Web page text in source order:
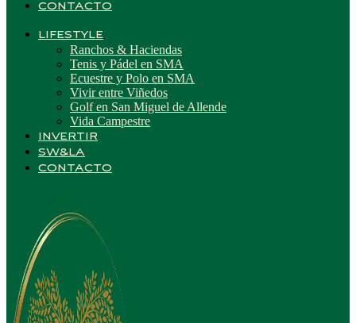
CONTACTO
LIFESTYLE
Ranchos & Haciendas
Tenis y Pádel en SMA
Ecuestre y Polo en SMA
Vivir entre Viñedos
Golf en San Miguel de Allende
Vida Campestre
INVERTIR
SW&LA
CONTACTO